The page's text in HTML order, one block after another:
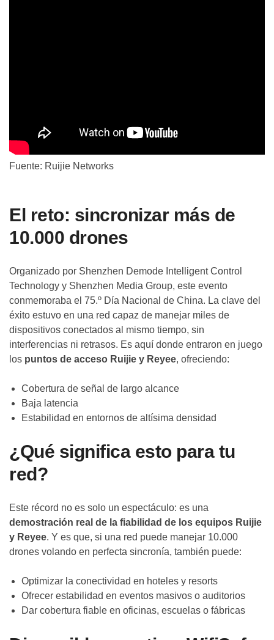
Fuente: Ruijie Networks
El reto: sincronizar más de
10.000 drones
Organizado por Shenzhen Demode Intelligent Control
Technology y Shenzhen Media Group, este evento
conmemoraba el 75.º Día Nacional de China. La clave del
éxito estuvo en una red capaz de manejar miles de
dispositivos conectados al mismo tiempo, sin
interferencias ni retrasos. Es aquí donde entraron en juego
los puntos de acceso Ruijie y Reyee, ofreciendo:
Cobertura de señal de largo alcance
Baja latencia
Estabilidad en entornos de altísima densidad
¿Qué significa esto para tu
red?
Este récord no es solo un espectáculo: es una
demostración real de la fiabilidad de los equipos Ruijie
y Reyee. Y es que, si una red puede manejar 10.000
drones volando en perfecta sincronía, también puede:
Optimizar la conectividad en hoteles y resorts
Ofrecer estabilidad en eventos masivos o auditorios
Dar cobertura fiable en oficinas, escuelas o fábricas